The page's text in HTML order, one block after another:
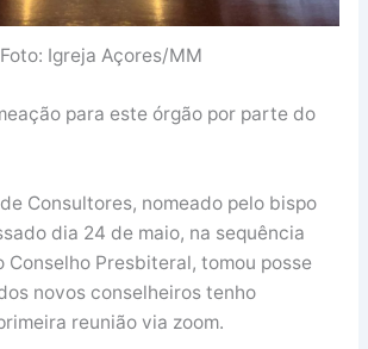
Foto: Igreja Açores/MM
para este órgão por parte do
Consultores, nomeado pelo bispo
dia 24 de maio, na sequência
Conselho Presbiteral, tomou posse
novos conselheiros tenho
reunião via zoom.